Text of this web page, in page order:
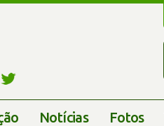
Notícias Fotos